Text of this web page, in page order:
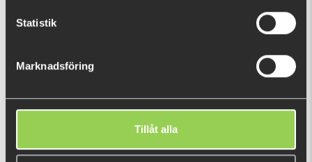
Statistik
Marknadsföring
Tillåt alla
POPULÄRA PRODUKTER